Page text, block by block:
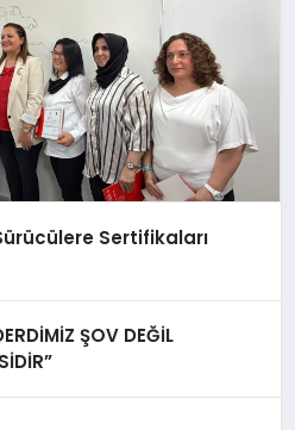
Sertifikaları
ŞOV DEĞİL